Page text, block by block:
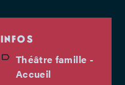
INFOS
Théâtre famille -
Accueil